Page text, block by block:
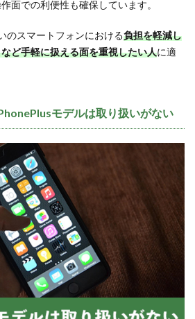
面での利便性も確保しています。
のスマートフォンにおける負担を軽減し
ど手軽に扱える面を重視したい人に適
モデルは取り扱いがない